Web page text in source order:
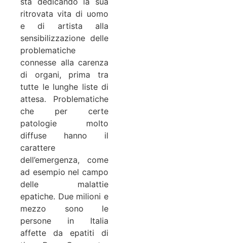
ritrovata vita di uomo
e di artista alla
sensibilizzazione delle
problematiche
connesse alla carenza
di organi, prima tra
tutte le lunghe liste di
attesa. Problematiche
che per certe
patologie molto
diffuse hanno il
carattere
dell’emergenza, come
ad esempio nel campo
delle malattie
epatiche. Due milioni e
mezzo sono le
persone in Italia
affette da epatiti di